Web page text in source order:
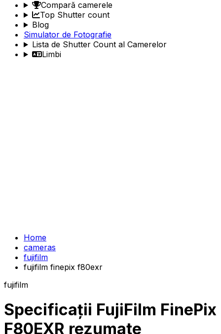
Compară camerele
Top Shutter count
Blog
Simulator de Fotografie
Lista de Shutter Count al Camerelor
Limbi
Home
cameras
fujifilm
fujifilm finepix f80exr
fujifilm
Specificații FujiFilm FinePix
F80EXR rezumate